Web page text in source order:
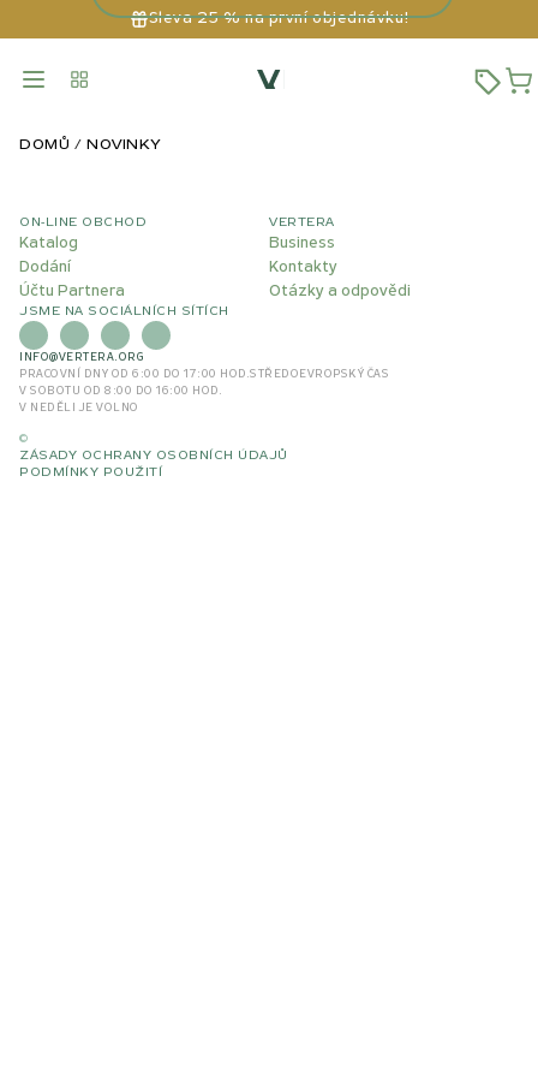
Sleva 25 % na první objednávku!
DOMŮ NOVINKY
ON-LINE OBCHOD
Katalog
Dodání
Účtu Partnera
VERTERA
Business
Kontakty
Otázky a odpovědi
JSME NA SOCIÁLNÍCH SÍTÍCH
INFO@VERTERA.ORG
PRACOVNÍ DNY OD 6:00 DO 17:00 HOD.STŘEDOEVROPSKÝ ČAS
V SOBOTU OD 8:00 DO 16:00 HOD.
V NEDĚLI JE VOLNO
©
ZÁSADY OCHRANY OSOBNÍCH ÚDAJŮ
PODMÍNKY POUŽITÍ